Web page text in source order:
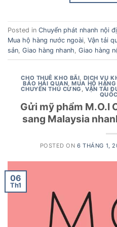
Posted in Chuyển phát nhanh nội
Mua hộ hàng nước ngoài Vận tải
sản Giao hàng nhanh Giao hàng
CHO THUÊ KHO BÃI, DỊCH VỤ
BÁO HẢI QUAN,MUA HỘ
CHUYỂN THÚ CƯNG ,VẬN TẢI
Gửi mỹ phẩm M.O.I
sang Malaysia
POSTED ON6 THÁNG 1,
06
Th1